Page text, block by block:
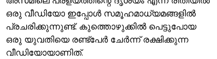
ഒരു വീഡിയോ ഇപ്പോള്‍ സമൂഹമാധ്യമങ്ങളില്‍
പ്രചരിക്കുന്നുണ്ട്. കുത്തൊഴുക്കില്‍ പെട്ടുപോയ
ഒരു യുവതിയെ രണ്ട്‌പേര്‍ ചേര്‍ന്ന് രക്ഷിക്കുന്ന
വീഡിയോയാണിത്.